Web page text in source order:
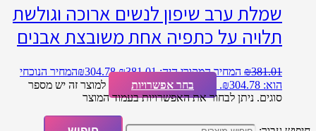
שמלת ערב שיפון לנשים ארוכה וגולשת
תלויה על כתפיה אחת משובצת אבנים
₪381.01 המחיר המקורי היה: ₪381.01. ₪304.78
המחיר הנוכחי
הוא: ₪304.78.
בחר אפשרויות
למוצר זה יש מספר
סוגים. ניתן לבחור את האפשרויות בעמוד המוצר